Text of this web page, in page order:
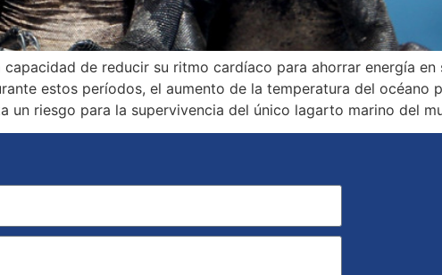
de reducir su ritmo cardíaco para ahorrar energía en
estos períodos, el aumento de la temperatura del océano
riesgo para la supervivencia del único lagarto marino del